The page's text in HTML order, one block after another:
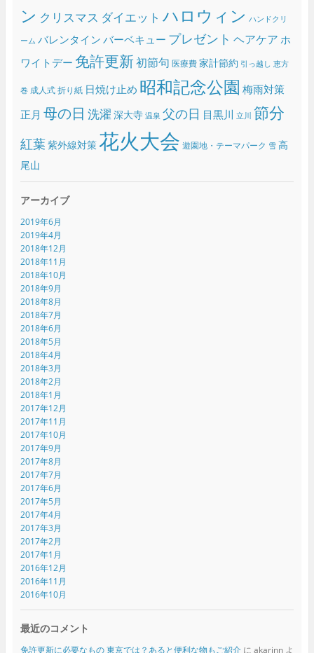
ン クリスマス ダイエット ハロウィン ハンドクリ
ーム バレンタイン バーベキュー プレゼント ヘアケア ホ
ワイトデー 免許更新初節句 医療費 家計節約 引っ越し 恵方
巻 成人式 折り紙 日焼け止め 昭和記念公園 梅雨対策
正月 母の日 洗濯 深大寺 温泉 父の日 目黒川 立川 節分
紅葉紫外線対策花火大会 遊園地・テーマパーク 雪 高
尾山
アーカイブ
2019年6月
2019年4月
2018年12月
2018年11月
2018年10月
2018年9月
2018年8月
2018年7月
2018年6月
2018年5月
2018年4月
2018年3月
2018年2月
2018年1月
2017年12月
2017年11月
2017年10月
2017年9月
2017年8月
2017年7月
2017年6月
2017年5月
2017年4月
2017年3月
2017年2月
2017年1月
2016年12月
2016年11月
2016年10月
最近のコメント
免許更新に必要なもの 東京では？あると便利な物もご紹介に akarinnよ